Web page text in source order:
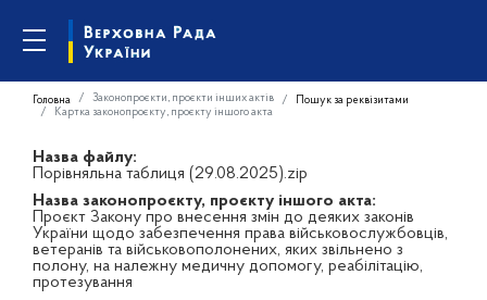
Головна Законопроєкти, проєкти інших актів
Пошук за реквізитами
Картка законопроєкту, проєкту іншого акта
Назва файлу:
Порівняльна таблиця (29.08.2025).zip
Назва законопроєкту, проєкту іншого акта:
Проєкт Закону про внесення змін до деяких законів
України щодо забезпечення права військовослужбовців,
ветеранів та військовополонених, яких звільнено з
полону, на належну медичну допомогу, реабілітацію,
протезування